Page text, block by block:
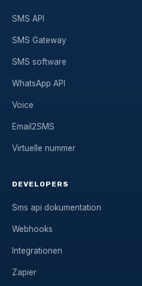
SMS API
SMS Gateway
SMS software
WhatsApp API
Voice
Email2SMS
Virtuelle nummer
DEVELOPERS
Sms api dokumentation
Webhooks
Integrationen
Zapier